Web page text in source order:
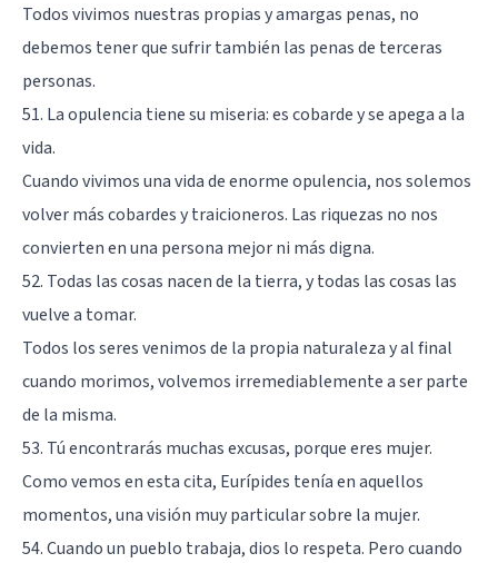
Todos vivimos nuestras propias y amargas penas, no
debemos tener que sufrir también las penas de terceras
personas.
51. La opulencia tiene su miseria: es cobarde y se apega a la
vida.
Cuando vivimos una vida de enorme opulencia, nos solemos
volver más cobardes y traicioneros. Las riquezas no nos
convierten en una persona mejor ni más digna.
52. Todas las cosas nacen de la tierra, y todas las cosas las
vuelve a tomar.
Todos los seres venimos de la propia naturaleza y al final
cuando morimos, volvemos irremediablemente a ser parte
de la misma.
53. Tú encontrarás muchas excusas, porque eres mujer.
Como vemos en esta cita, Eurípides tenía en aquellos
momentos, una visión muy particular sobre la mujer.
54. Cuando un pueblo trabaja, dios lo respeta. Pero cuando